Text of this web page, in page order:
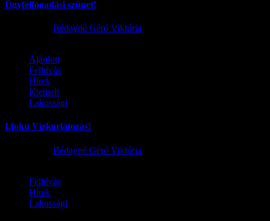
Ügyfélfogadási szünet!
Bédayné Géró Viktória
Ajánlott
Felhívás
Hírek
Kiemelt
Lakossági
I.fokú Vízkorlátozás!
Bédayné Géró Viktória
Felhívás
Hírek
Lakossági